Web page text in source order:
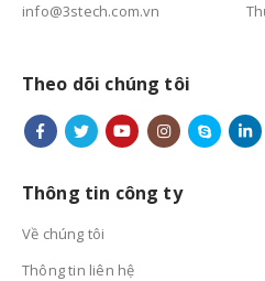
info@3stech.com.vn
Theo dõi chúng tôi
Thông tin công ty
Về chúng tôi
Thông tin liên hệ